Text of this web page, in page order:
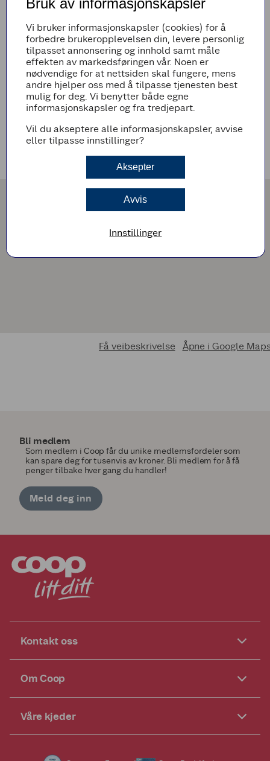
Fredag 10:00 - 18:00
Lørdag 10:00 - 18:00
Søndag
Avvikende åpningstider
Det er ingen avvikende åpningstider i nærmeste fremtid
Få veibeskrivelse Åpne i Google
Bli medlem
Som medlem i Coop får du unike medlemsfordeler som
kan spare deg for tusenvis av kroner. Bli medlem for å få
penger tilbake hver gang du handler!
Meld deg inn
Kontakt oss
Om Coop
Våre kjeder
Bruk av informasjonskapsler
Vi bruker informasjonskapsler (cookies) for å
forbedre brukeropplevelsen din, levere personlig
tilpasset annonsering og innhold samt måle
effekten av markedsføringen vår. Noen er
nødvendige for at nettsiden skal fungere, mens
andre hjelper oss med å tilpasse tjenesten best
mulig for deg. Vi benytter både egne
informasjonskapsler og fra tredjepart.
Vil du akseptere alle informasjonskapsler, avvise
eller tilpasse innstillinger?
Aksepter
Avvis
Innstillinger